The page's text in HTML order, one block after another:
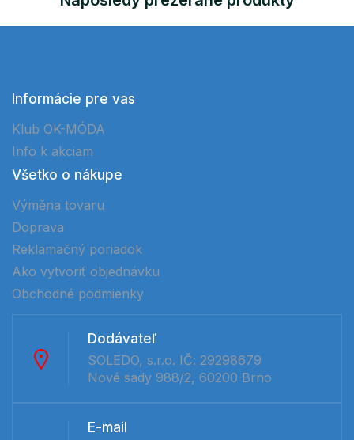
Informácie pre vas
Klub OK-MÓDA
Info k akciam
Všetko o nákupe
Výměna tovaru
Doprava
Reklamačný poriadok
Ako vytvoriť objednávku
Obchodné podmienky
Dodávateľ
SOLEDO, s.r.o. IČ: 29298679
Nové sady 988/2, 60200 Brno
E-mail